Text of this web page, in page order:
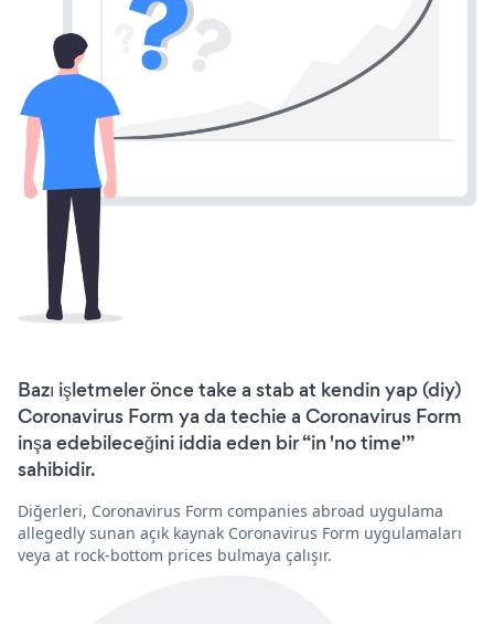
Bazı işletmeler önce take a stab at kendin yap (diy)
Coronavirus Form ya da techie a Coronavirus Form
inşa edebileceğini iddia eden bir “in 'no time'”
sahibidir.
Diğerleri, Coronavirus Form companies abroad uygulama
allegedly sunan açık kaynak Coronavirus Form uygulamaları
veya at rock-bottom prices bulmaya çalışır.